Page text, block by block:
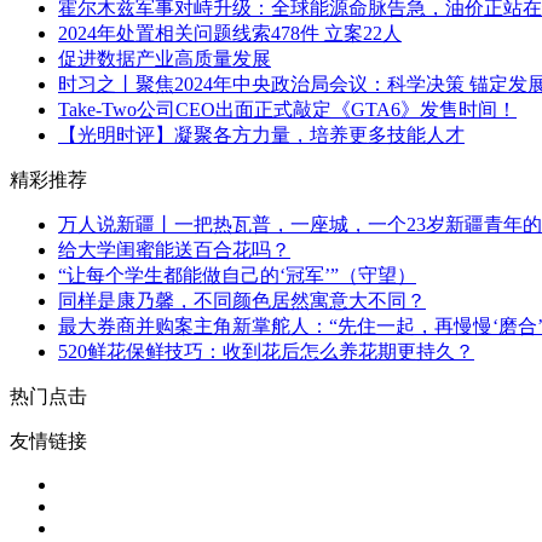
霍尔木兹军事对峙升级：全球能源命脉告急，油价正站
2024年处置相关问题线索478件 立案22人
促进数据产业高质量发展
时习之丨聚焦2024年中央政治局会议：科学决策 锚定发
Take‑Two公司CEO出面正式敲定《GTA6》发售时间！
【光明时评】凝聚各方力量，培养更多技能人才
精彩推荐
万人说新疆丨一把热瓦普，一座城，一个23岁新疆青年
给大学闺蜜能送百合花吗？
“让每个学生都能做自己的‘冠军’”（守望）
同样是康乃馨，不同颜色居然寓意大不同？
最大券商并购案主角新掌舵人：“先住一起，再慢慢‘磨合
520鲜花保鲜技巧：收到花后怎么养花期更持久？
热门点击
友情链接